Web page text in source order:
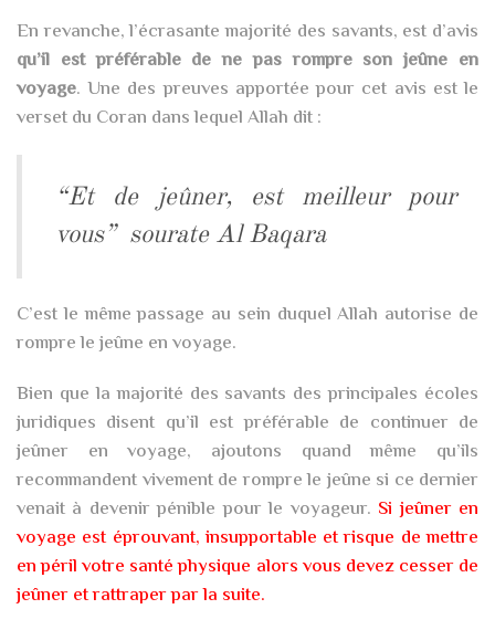
En revanche, l’écrasante majorité des savants, est d’avis
qu’il est préférable de ne pas rompre son jeûne en
voyage. Une des preuves apportée pour cet avis est le
verset du Coran dans lequel Allah dit :
“Et de jeûner, est meilleur pour
vous” sourate Al Baqara
C’est le même passage au sein duquel Allah autorise de
rompre le jeûne en voyage.
Bien que la majorité des savants des principales écoles
juridiques disent qu’il est préférable de continuer de
jeûner en voyage, ajoutons quand même qu’ils
recommandent vivement de rompre le jeûne si ce dernier
venait à devenir pénible pour le voyageur. Si jeûner en
voyage est éprouvant, insupportable et risque de mettre
en péril votre santé physique alors vous devez cesser de
jeûner et rattraper par la suite.